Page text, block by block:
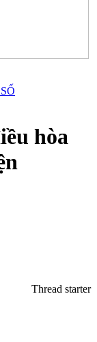
hòa
Thread starter